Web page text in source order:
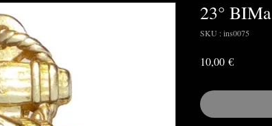
23° BIMa
SKU : ins0075
10,00 €Prix